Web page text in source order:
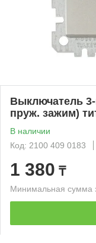
Выключатель
пруж. зажим)
В наличии
Код: 2100 409 0183
1 380 ₸
Минимальная сумма